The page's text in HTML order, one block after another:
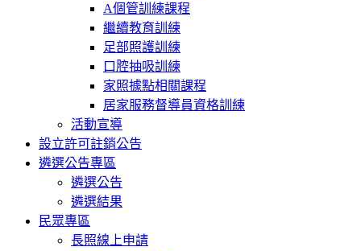
A個管訓練課程
繼續教育訓練
足部照護訓練
口腔抽吸訓練
家照據點相關課程
居家服務督導員資格訓練
活動宣導
設立許可註銷公告
遴選公告專區
遴選公告
遴選結果
民眾專區
長照線上申請